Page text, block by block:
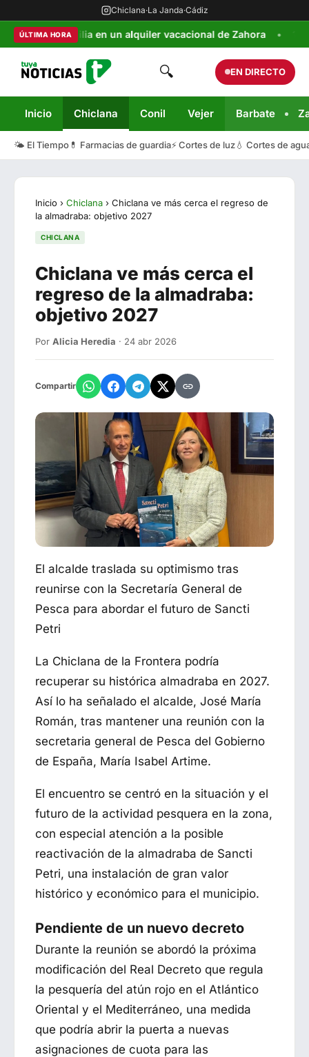
Chiclana·La Janda·Cádiz
ÚLTIMA HORA
una familia en un alquiler vacacional de Zahora 100x100
🔍 EN DIRECTO
Inicio Chiclana Conil Vejer Barbate
🌤️ El Tiempo 💊 Farmacias de guardia⚡ Cortes de luz💧 Cortes de
Inicio › Chiclana › Chiclana ve más cerca el regreso de
la almadraba: objetivo 2027
CHICLANA
Chiclana ve más cerca el
regreso de la almadraba:
objetivo 2027
Por Alicia Heredia · 24 abr 2026
Compartir
El alcalde traslada su optimismo tras
reunirse con la Secretaría General de
Pesca para abordar el futuro de Sancti
Petri
La Chiclana de la Frontera podría
recuperar su histórica almadraba en 2027.
Así lo ha señalado el alcalde, José María
Román, tras mantener una reunión con la
secretaria general de Pesca del Gobierno
de España, María Isabel Artime.
El encuentro se centró en la situación y el
futuro de la actividad pesquera en la zona,
con especial atención a la posible
reactivación de la almadraba de Sancti
Petri, una instalación de gran valor
histórico y económico para el municipio.
Pendiente de un nuevo decreto
Durante la reunión se abordó la próxima
modificación del Real Decreto que regula
la pesquería del atún rojo en el Atlántico
Oriental y el Mediterráneo, una medida
que podría abrir la puerta a nuevas
asignaciones de cuota para las